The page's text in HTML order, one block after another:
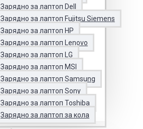
Зарядно за лаптоп Dell
Зарядно за лаптоп Fujitsu Siemens
Зарядно за лаптоп HP
Зарядно за лаптоп Lenovo
Зарядно за лаптоп LG
Зарядно за лаптоп MSI
Зарядно за лаптоп Samsung
Зарядно за лаптоп Sony
Зарядно за лаптоп Toshiba
Зарядно за лаптоп за кола